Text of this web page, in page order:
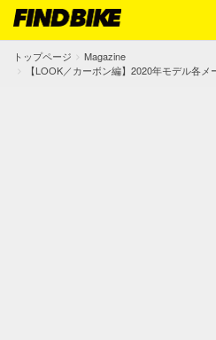
トップページ
Magazine
【LOOK／カーボン編】2020年モデル各